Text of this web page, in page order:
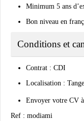
Minimum 5 ans
Bon niveau en
Conditions et
Contrat : CDI
Localisation :
Envoyer votre CV
Ref : modiami